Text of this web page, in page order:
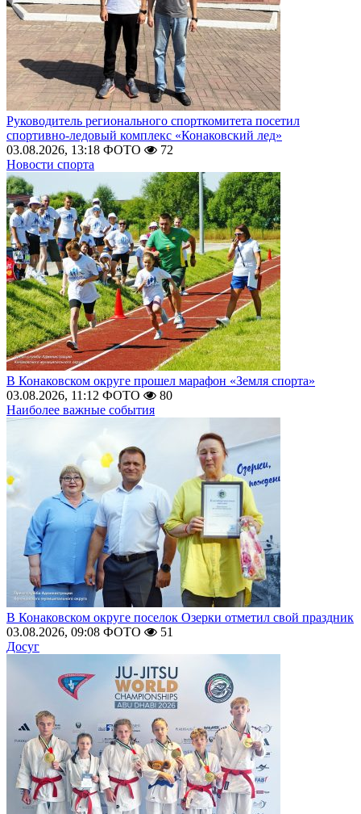
Руководитель регионального спорткомитета посетил
спортивно-ледовый комплекс «Конаковский лед»
03.08.2026, 13:18 ФОТО
72
Новости спорта
В Конаковском округе прошел марафон «Земля спорта»
03.08.2026, 11:12 ФОТО
80
Наиболее важные события
В Конаковском округе поселок Озерки отметил свой праздник
03.08.2026, 09:08 ФОТО
51
Досуг